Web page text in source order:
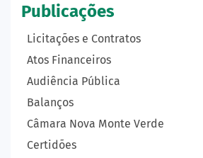
Publicações
Licitações e Contratos
Atos Financeiros
Audiência Pública
Balanços
Câmara Nova Monte Verde
Certidões